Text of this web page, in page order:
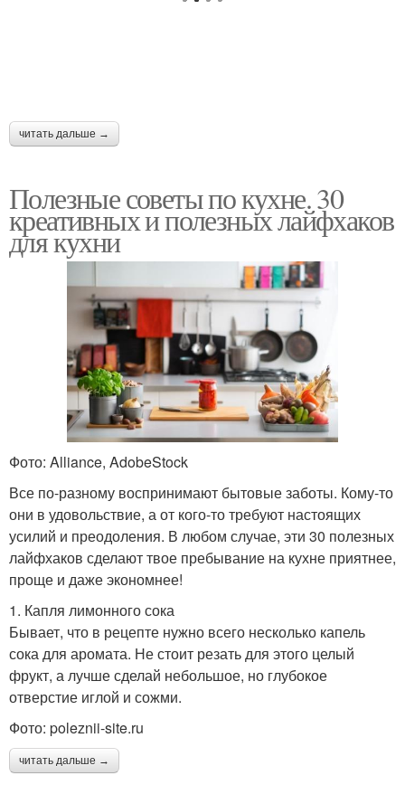
читать дальше →
Полезные советы по кухне. 30
креативных и полезных лайфхаков
для кухни
Фото: Alliance, AdobeStock
Все по-разному воспринимают бытовые заботы. Кому-то
они в удовольствие, а от кого-то требуют настоящих
усилий и преодоления. В любом случае, эти 30 полезных
лайфхаков сделают твое пребывание на кухне приятнее,
проще и даже экономнее!
1. Капля лимонного сока
Бывает, что в рецепте нужно всего несколько капель
сока для аромата. Не стоит резать для этого целый
фрукт, а лучше сделай небольшое, но глубокое
отверстие иглой и сожми.
Фото: poleznii-site.ru
читать дальше →